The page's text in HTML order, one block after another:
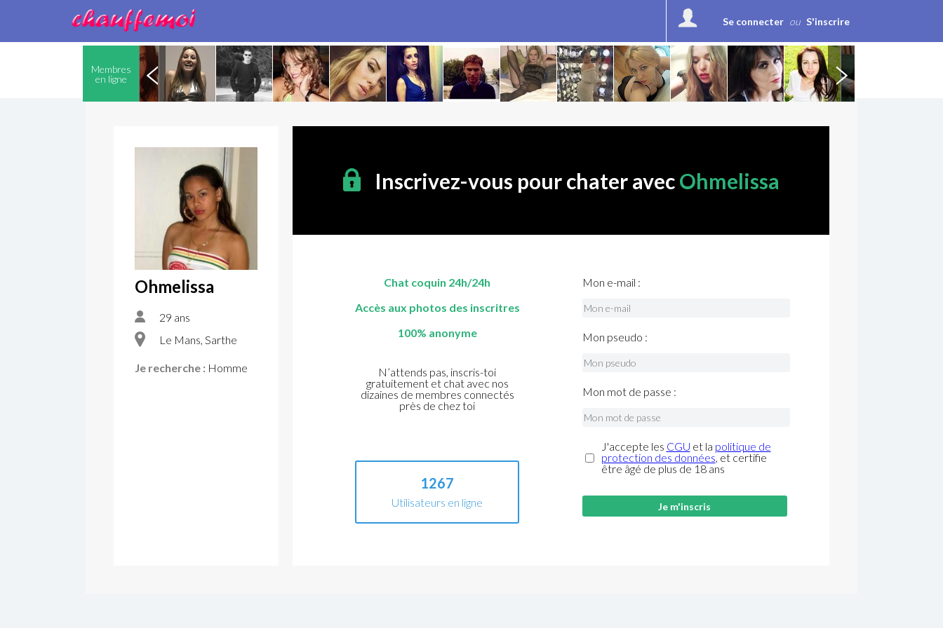
Se connecter ou S'inscrire
Membres
en ligne
Ohmelissa
29 ans
Le Mans, Sarthe
Je recherche : Homme
Inscrivez-vous pour chater avecOhmelissa
Chat coquin 24h/24h
Accès aux photos des inscritres
100% anonyme
N’attends pas, inscris-toi
gratuitement et chat avec nos
dizaines de membres connectés
près de chez toi
1267
Utilisateurs en ligne
Mon e-mail :
Mon pseudo :
Mon mot de passe :
J'accepte les CGU et la politique de
protection des données, et certifie
être âgé de plus de 18 ans